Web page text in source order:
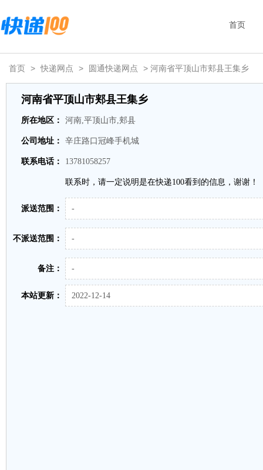
首页
首页 > 快递网点 > 圆通快递网点 > 河南省平顶山市郏县王集乡
河南省平顶山市郏县王集乡
所在地区： 河南,平顶山市,郏县
公司地址： 辛庄路口冠峰手机城
联系电话： 13781058257
联系时，请一定说明是在快递100看到的信息，谢谢！
派送范围： -
不派送范围： -
备注： -
本站更新： 2022-12-14